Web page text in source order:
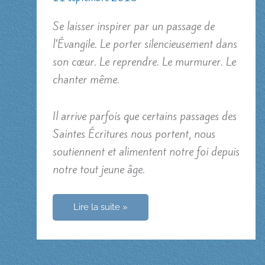
Se laisser inspirer par un passage de
l’Évangile. Le porter silencieusement dans
son cœur. Le reprendre. Le murmurer. Le
chanter même.
Il arrive parfois que certains passages des
Saintes Écritures nous portent, nous
soutiennent et alimentent notre foi depuis
notre tout jeune âge.
La
de
nourriture
de
la
Lire la suite »